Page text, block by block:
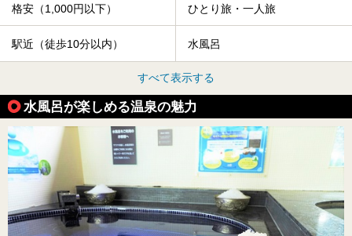
格安（1,000円以下） ひとり旅・一人旅
駅近（徒歩10分以内） 水風呂
すべて表示する
水風呂が楽しめる温泉の魅力